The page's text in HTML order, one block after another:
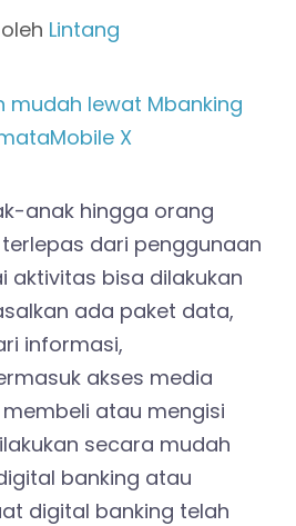
oleh Lintang
anak hingga orang
dari penggunaan
aktivitas bisa dilakukan
ada paket data,
informasi,
akses media
membeli atau mengisi
secara mudah
banking atau
digital banking telah